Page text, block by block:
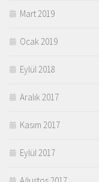
Mart 2019
Ocak 2019
Eylül 2018
Aralık 2017
Kasım 2017
Eylül 2017